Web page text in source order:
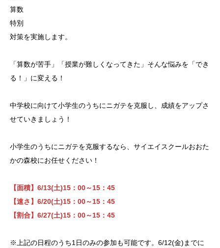
算数
特別
対策を実施します。
「算数が苦手」「授業が難しくなってきた」そんな悩みを「でき
る！」に変える！
中学校に向けて小学生のうちにニガテを克服し、成績をアップさ
せていきましょう！
小学生のうちにニガテを克服するなら、サイエイスクールおおた
かの森校にお任せください！
【面積】6/13(土)15：00～15：45
【速さ】6/20(土)15：00～15：45
【割合】6/27(土)15：00～15：45
※上記の日程のうち1日のみの参加も可能です。6/12(金)までに